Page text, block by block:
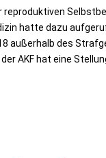
reproduktiven
hatte dazu
außerhalb des
AKF hat eine